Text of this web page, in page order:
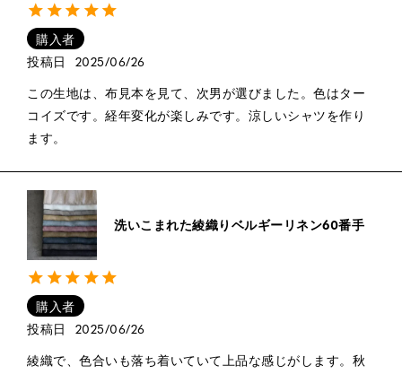
購入者
投稿日
2025/06/26
この生地は、布見本を見て、次男が選びました。色はター
コイズです。経年変化が楽しみです。涼しいシャツを作り
ます。
洗いこまれた綾織りベルギーリネン60番手
購入者
投稿日
2025/06/26
綾織で、色合いも落ち着いていて上品な感じがします。秋